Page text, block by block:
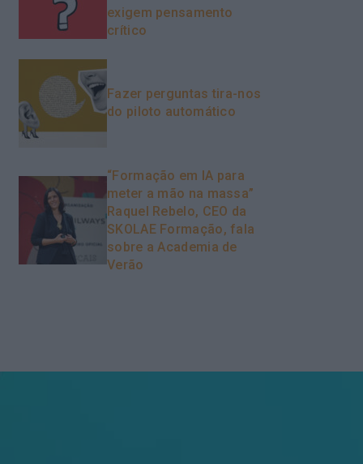
exigem pensamento
crítico
Fazer perguntas tira-nos
do piloto automático
“Formação em IA para
meter a mão na massa”
Raquel Rebelo, CEO da
SKOLAE Formação, fala
sobre a Academia de
Verão